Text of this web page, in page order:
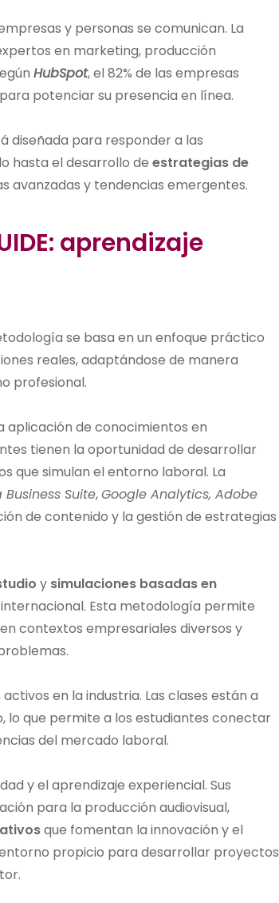
y personas se comunican. La
en marketing, producción
HubSpot, el 82% de las empresas
potenciar su presencia en línea.
diseñada para responder a las
hasta el desarrollo de estrategias de
avanzadas y tendencias emergentes.
aprendizaje
se basa en un enfoque práctico
reales, adaptándose de manera
profesional.
aplicación de conocimientos en
tienen la oportunidad de desarrollar
que simulan el entorno laboral. La
Business Suite,Google Analytics, Adobe
de contenido y la gestión de estrategias
y simulaciones basadas en
Esta metodología permite
contextos empresariales diversos y
activos en la industria. Las clases están a
lo que permite a los estudiantes conectar
del mercado laboral.
y el aprendizaje experiencial. Sus
para la producción audiovisual,
que fomentan la innovación y el
propicio para desarrollar proyectos